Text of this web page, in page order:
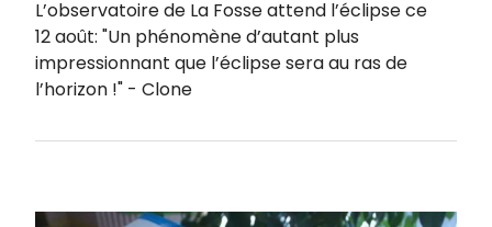
L’observatoire de La Fosse attend l’éclipse ce
12 août: "Un phénomène d’autant plus
impressionnant que l’éclipse sera au ras de
l’horizon !" - Clone